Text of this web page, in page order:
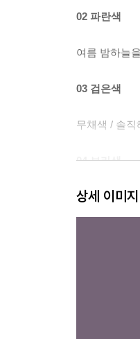
02 파란색
여름 밤하늘
03 검은색
무채색 / 솔
04 보라색
나의 섬에 도
상세 이미지